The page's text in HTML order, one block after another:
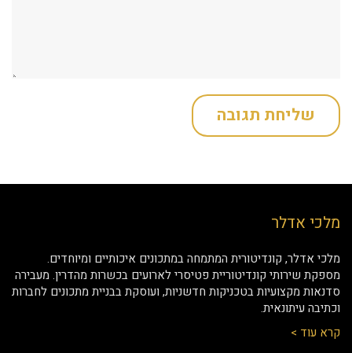
מלכי אדלר
מלכי אדלר, קונדיטורית המתמחה במתכונים איכותיים ומיוחדים.
מספקת שירותי קונדיטוריית פטיסרי לארועים בכשרות מהדרין. מעבירה
סדנאות מקצועיות בטכניקות חדשניות, ועוסקת בבניית מתכונים לחברות
וכתיבה עיתונאית.
קרא עוד >